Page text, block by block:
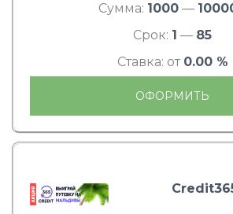
Сумма: 1000 —
Срок: 1 — 85
Ставка: от 0.00 %
ОФОРМИТЬ